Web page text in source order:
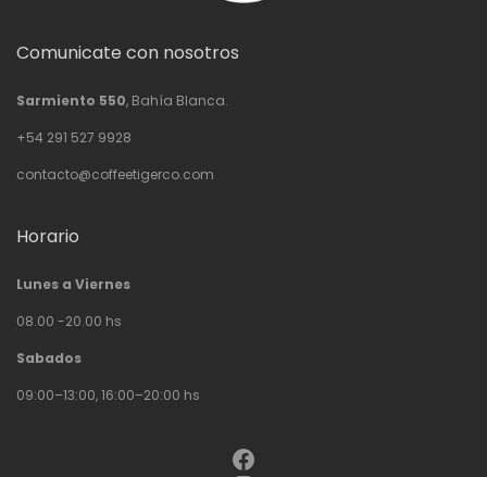
Comunicate con nosotros
Sarmiento 550, Bahía Blanca.
+54 291 527 9928
contacto@coffeetigerco.com
Horario
Lunes a Viernes
08.00 -20.00 hs
Sabados
09:00–13:00, 16:00–20:00 hs
Facebook